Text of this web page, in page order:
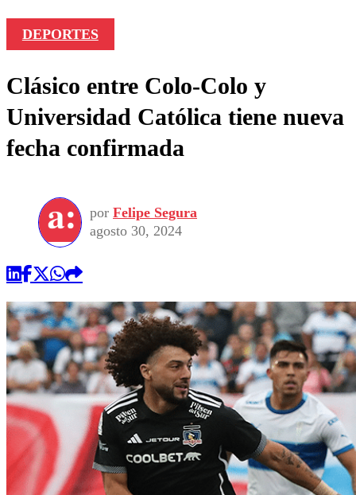
DEPORTES
Clásico entre Colo-Colo y
Universidad Católica tiene nueva
fecha confirmada
por Felipe Segura
agosto 30, 2024